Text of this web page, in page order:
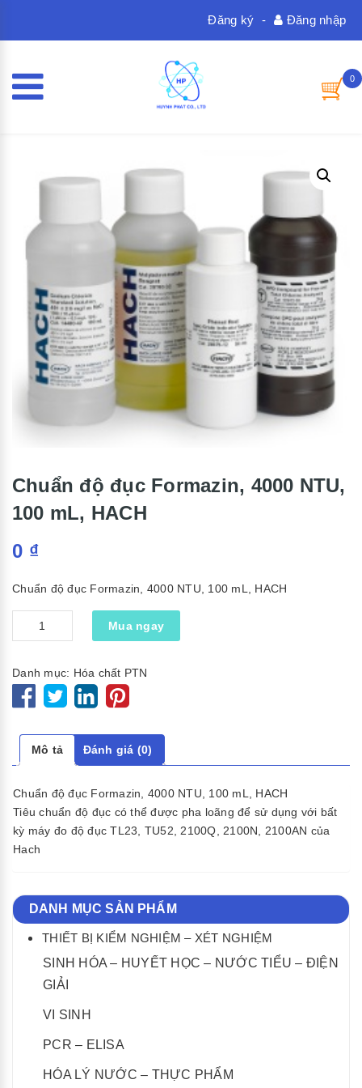
Đăng nhập
-
Đăng ký
0
Chuẩn độ đục Formazin, 4000 NTU,
100 mL, HACH
0 ₫
Chuẩn độ đục Formazin, 4000 NTU, 100 mL, HACH
lượng
Mua ngay
Danh mục: Hóa chất PTN
Mô tả Đánh giá (0)
Chuẩn độ đục Formazin, 4000 NTU, 100 mL, HACH
Tiêu chuẩn độ đục có thể được pha loãng để sử dụng với bất
kỳ máy đo độ đục TL23, TU52, 2100Q, 2100N, 2100AN của
Hach
DANH MỤC SẢN PHẨM
THIẾT BỊ KIỂM NGHIỆM – XÉT NGHIỆM
SINH HÓA – HUYẾT HỌC – NƯỚC TIỂU – ĐIỆN
GIẢI
VI SINH
PCR – ELISA
HÓA LÝ NƯỚC – THỰC PHẨM